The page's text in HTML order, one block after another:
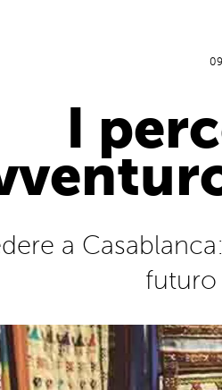
I
a
futuro